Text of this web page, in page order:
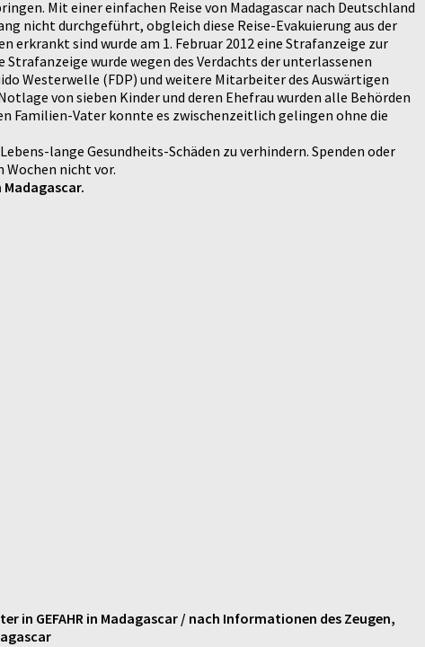
Mit einer einfachen Reise von Madagascar nach Deutschland
nicht durchgeführt, obgleich diese Reise-Evakuierung aus der
erkrankt sind wurde am 1. Februar 2012 eine Strafanzeige zur
wurde wegen des Verdachts der unterlassenen
Westerwelle (FDP) und weitere Mitarbeiter des Auswärtigen
von sieben Kinder und deren Ehefrau wurden alle Behörden
Familien-Vater konnte es zwischenzeitlich gelingen ohne die
lange Gesundheits-Schäden zu verhindern. Spenden oder
nicht vor.
in GEFAHR in Madagascar / nach Informationen des Zeugen,